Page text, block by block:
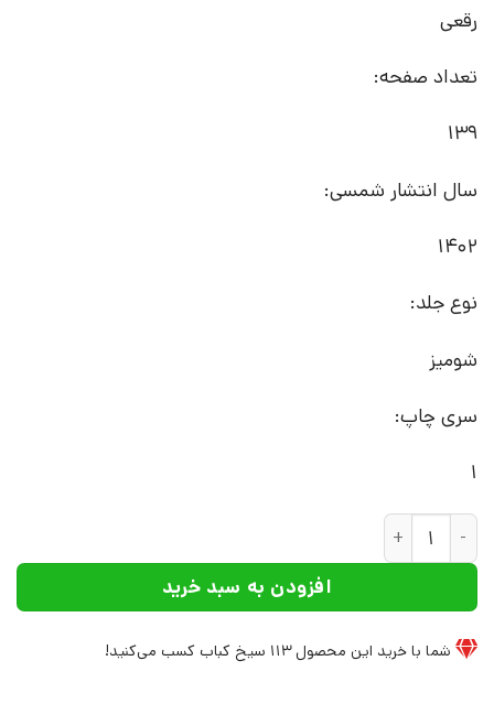
رقعی
تعداد صفحه:
139
سال انتشار شمسی:
1402
نوع جلد:
شومیز
سری چاپ:
1
کتاب من امیلی نیستم | انتشارات افراز عدد
افزودن به سبد خرید
شما با خرید این محصول113 سیخ کباب کسب می‌کنید!